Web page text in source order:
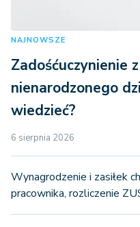
NAJNOWSZE
Zadośćuczynienie
nienarodzonego
wiedzieć?
6 sierpnia 2026
Wynagrodzenie i zasiłek
pracownika, rozliczenie